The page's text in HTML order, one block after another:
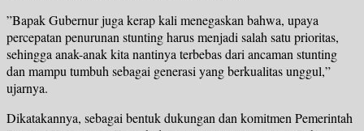
”Bapak Gubernur juga kerap kali menegaskan bahwa, upaya
percepatan penurunan stunting harus menjadi salah satu prioritas,
sehingga anak-anak kita nantinya terbebas dari ancaman stunting
dan mampu tumbuh sebagai generasi yang berkualitas unggul,”
ujarnya.
Dikatakannya, sebagai bentuk dukungan dan komitmen Pemerintah